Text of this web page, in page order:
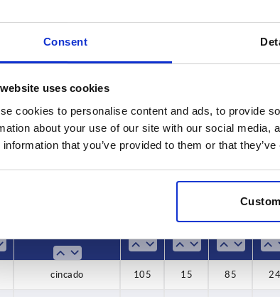
Consent
uses cookies
cookies to personalise content and ads, to provide
about your use of our site with our social
information that you’ve provided to them or that
Superficie cuerpo de base
cincado
fosfatado
H
120
195
se actualiza varias veces al día a intervalos regulares. En el
cincado 105 15 85 24